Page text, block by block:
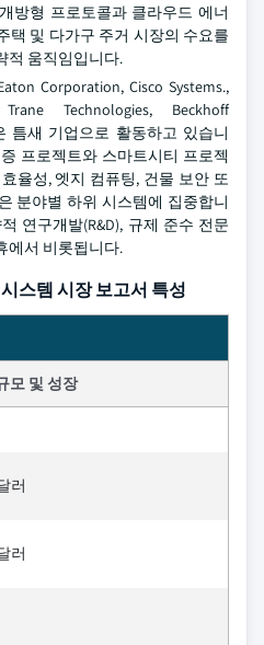
방형 프로토콜과 클라우드 에너
택 및 다가구 주거 시장의 수요를
적 움직임입니다.
Corporation, Cisco Systems.,
Technologies, Beckhoff
틈새 기업으로 활동하고 있습니
프로젝트와 스마트시티 프로젝
율성, 엣지 컴퓨팅, 건물 보안 또
분야별 하위 시스템에 집중합니
연구개발(R&D), 규제 준수 전문
에서 비롯됩니다.
스템 시장 보고서 특성
모 및 성장
러
러